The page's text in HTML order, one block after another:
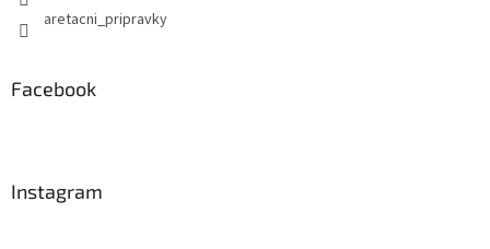
aretacni_pripravky
Facebook
Instagram